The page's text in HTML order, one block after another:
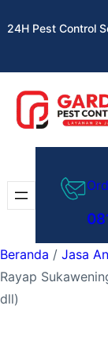
ke24H Pest Control
Beranda / Jasa
Rayap
dll)